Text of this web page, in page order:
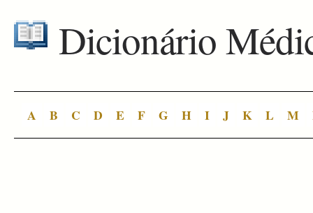
Dicionário
A B C D E F G H I J K L M